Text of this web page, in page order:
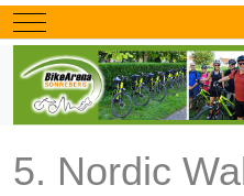
Mobile Menu Toggle
5. Nordic